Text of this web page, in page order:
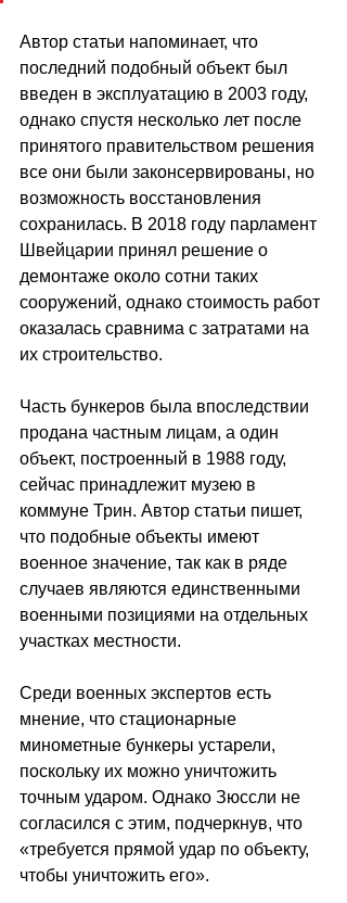
Автор статьи напоминает, что
последний подобный объект был
введен в эксплуатацию в 2003 году,
однако спустя несколько лет после
принятого правительством решения
все они были законсервированы, но
возможность восстановления
сохранилась. В 2018 году парламент
Швейцарии принял решение о
демонтаже около сотни таких
сооружений, однако стоимость работ
оказалась сравнима с затратами на
их строительство.
Часть бункеров была впоследствии
продана частным лицам, а один
объект, построенный в 1988 году,
сейчас принадлежит музею в
коммуне Трин. Автор статьи пишет,
что подобные объекты имеют
военное значение, так как в ряде
случаев являются единственными
военными позициями на отдельных
участках местности.
Среди военных экспертов есть
мнение, что стационарные
минометные бункеры устарели,
поскольку их можно уничтожить
точным ударом. Однако Зюссли не
согласился с этим, подчеркнув, что
«требуется прямой удар по объекту,
чтобы уничтожить его».